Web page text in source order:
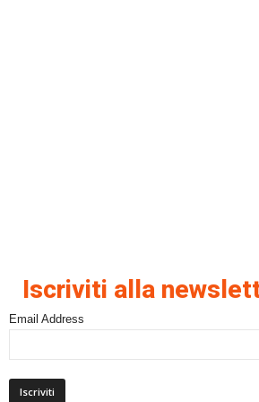
Iscriviti alla
Email Address